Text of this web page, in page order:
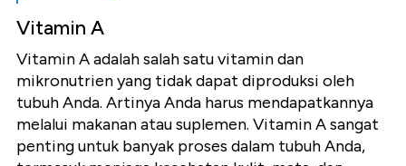
Vitamin A
Vitamin A adalah salah satu vitamin dan
mikronutrien yang tidak dapat diproduksi oleh
tubuh Anda. Artinya Anda harus mendapatkannya
melalui makanan atau suplemen. Vitamin A sangat
penting untuk banyak proses dalam tubuh Anda,